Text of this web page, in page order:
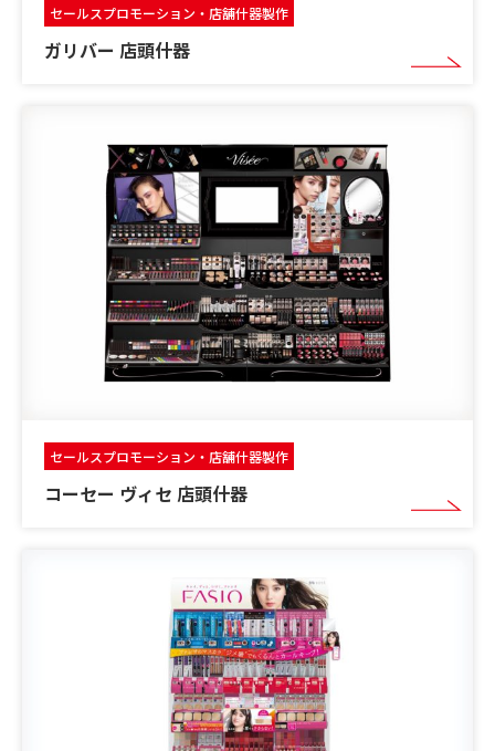
セールスプロモーション・店舗什器製作
ガリバー 店頭什器
セールスプロモーション・店舗什器製作
コーセー ヴィセ 店頭什器